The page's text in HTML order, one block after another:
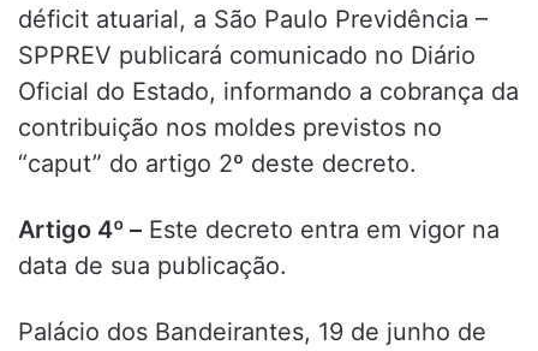
déficit atuarial, a São Paulo Previdência –
SPPREV publicará comunicado no Diário
Oficial do Estado, informando a cobrança da
contribuição nos moldes previstos no
“caput” do artigo 2º deste decreto.
Artigo 4º – Este decreto entra em vigor na
data de sua publicação.
Palácio dos Bandeirantes, 19 de junho de